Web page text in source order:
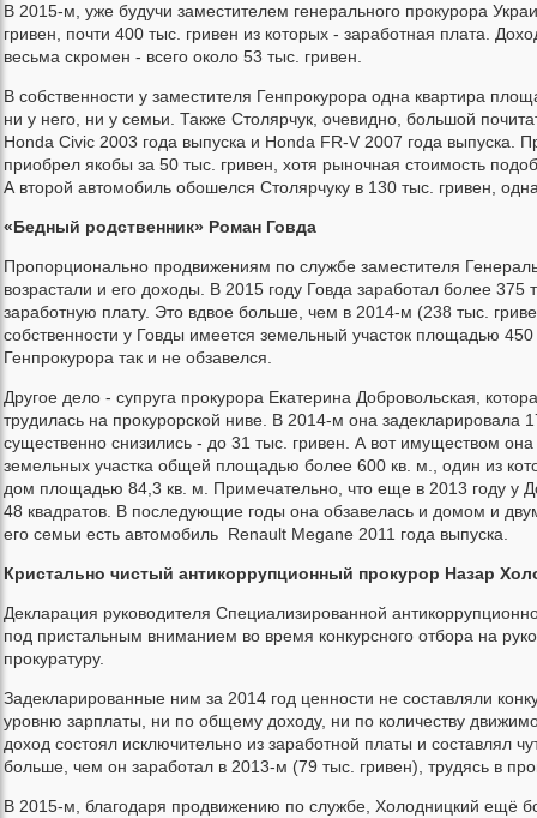
В 2015-м, уже будучи заместителем генерального прокурора
гривен, почти 400 тыс. гривен из которых - заработная плата.
весьма скромен - всего около 53 тыс. гривен.
В собственности у заместителя Генпрокурора одна квартира
ни у него, ни у семьи. Также Столярчук, очевидно, большой
Honda Civic 2003 года выпуска и Honda FR-V 2007 года выпуска.
приобрел якобы за 50 тыс. гривен, хотя рыночная стоимость
А второй автомобиль обошелся Столярчуку в 130 тыс. гривен,
«Бедный родственник» Роман Говда
Пропорционально продвижениям по службе заместителя
возрастали и его доходы. В 2015 году Говда заработал более 375
заработную плату. Это вдвое больше, чем в 2014-м (238 тыс.
собственности у Говды имеется земельный участок площадью
Генпрокурора так и не обзавелся.
Другое дело - супруга прокурора Екатерина Добровольская,
трудилась на прокурорской ниве. В 2014-м она
существенно снизились - до 31 тыс. гривен. А вот имуществом
земельных участка общей площадью более 600 кв. м., один из
дом площадью 84,3 кв. м. Примечательно, что еще в 2013 году у
48 квадратов. В последующие годы она обзавелась и домом и
его семьи есть автомобиль Renault Megane 2011 года выпуска.
Кристально чистый антикоррупционный прокурор Назар
Декларация руководителя Специализированной
под пристальным вниманием во время конкурсного отбора на
прокуратуру.
Задекларированные ним за 2014 год ценности не составляли
уровню зарплаты, ни по общему доходу, ни по количеству
доход состоял исключительно из заработной платы и составлял
больше, чем он заработал в 2013-м (79 тыс. гривен), трудясь в
В 2015-м, благодаря продвижению по службе, Холодницкий ещё